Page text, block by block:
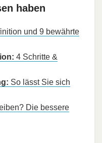
haben
und 9 bewährte
4 Schritte &
So lässt Sie sich
Die bessere